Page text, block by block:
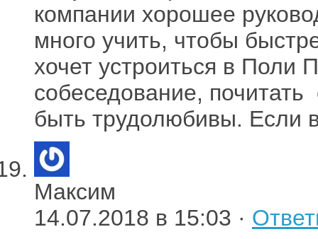
компании хорошее
много учить, чтобы
хочет устроиться в Поли
собеседование,
быть трудолюбивы. Если
Максим
14.07.2018 в 15:03 ·